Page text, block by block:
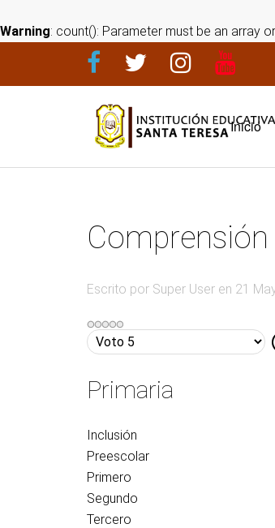
Warning: count(): Parameter must be an array
Inicio
Escrito por Super User en 21
Ratio:0/5
Por
vote
Primaria
Inclusión
Preescolar
Primero
Segundo
Tercero